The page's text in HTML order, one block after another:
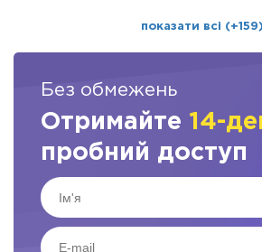
показати всі (+159)
Без обмежень
Отримайте 14-
пробний доступ